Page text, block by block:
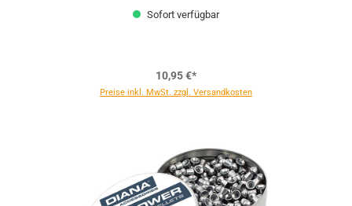
Sofort verfügbar
10,95 €*
Preise inkl. MwSt. zzgl. Versandkosten